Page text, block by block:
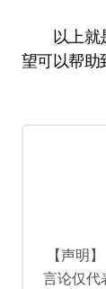
以上就是
望可以帮助
【声明
言论仅代